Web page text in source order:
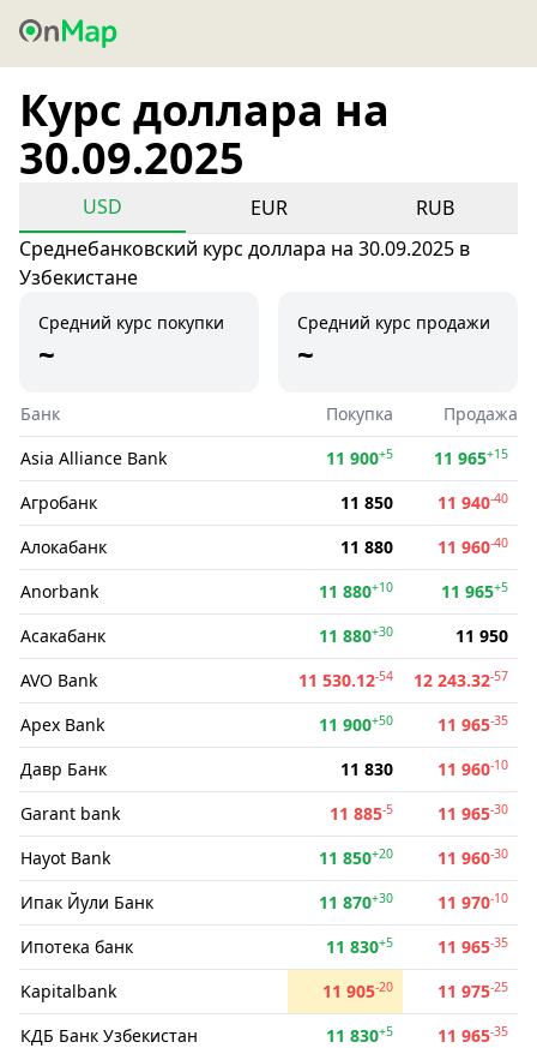
Курс доллара на
30.09.2025
USD EUR
RUB
Среднебанковский курс доллара на 30.09.2025 в
Узбекистане
Средний курс покупки
~
Средний курс продажи
~
Банк Покупка
Продажа
Asia Alliance Bank
11 900+5 11 965+15
Агробанк 11 850 11 940-40
Алокабанк 11 880 11 960-40
Anorbank 11 880+10 11 965+5
Асакабанк 11 880+30
11 950
AVO Bank
11 530.12-54 12 243.32-57
Apex Bank 11 900+50 11 965-35
Давр Банк 11 830 11 960-10
Garant bank 11 885-5 11 965-30
Hayot Bank 11 850+20 11 960-30
Ипак Йули Банк 11 870+30 11 970-10
Ипотека банк 11 830+5 11 965-35
Kapitalbank 11 905-20 11 975-25
КДБ Банк Узбекистан 11 830+5 11 965-35